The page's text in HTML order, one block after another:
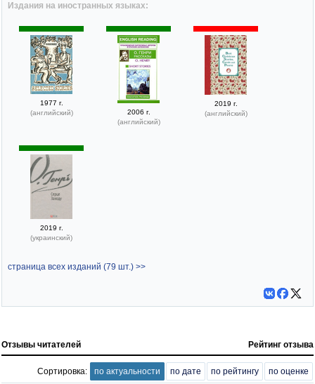
Издания на иностранных языках:
1977 г.
(английский)
2006 г.
(английский)
2019 г.
(английский)
2019 г.
(украинский)
страница всех изданий (79 шт.) >>
Отзывы читателей Рейтинг отзыва
Сортировка: по актуальности по дате по рейтингу по оценке